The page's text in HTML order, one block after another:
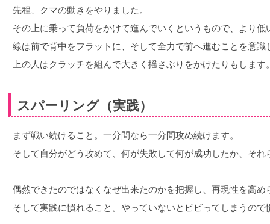
先程、クマの動きをやりました。
その上に乗って負荷をかけて進んでいくというもので、より
線は前で背中をフラットに、そして全力で前へ進むことを意識
上の人はクラッチを組んで大きく揺さぶりをかけたりもします
スパーリング（実践）
まず戦い続けること。一分間なら一分間攻め続けます。
そして自分がどう攻めて、何が失敗して何が成功したか、そ
偶然できたのではなくなぜ出来たのかを把握し、再現性を高め
そして実践に慣れること。やっていないとビビってしまうので